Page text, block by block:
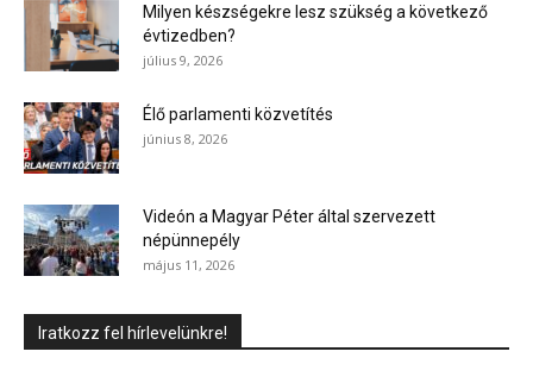
Milyen készségekre lesz szükség a következő
évtizedben?
július 9, 2026
Élő parlamenti közvetítés
június 8, 2026
Videón a Magyar Péter által szervezett
népünnepély
május 11, 2026
Iratkozz fel hírlevelünkre!